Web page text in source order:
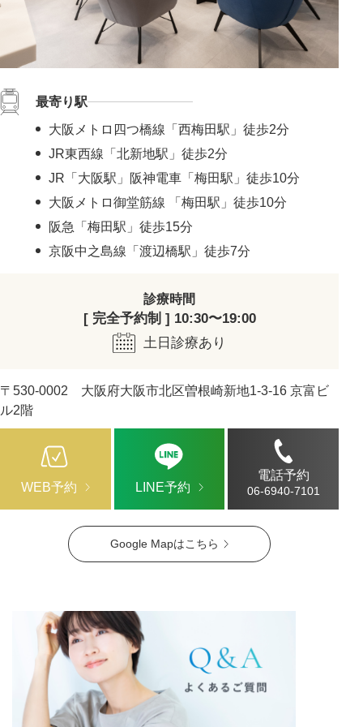
Google Mapはこちら
最寄り駅
大阪メトロ四つ橋線「西梅田駅」徒歩2分
JR東西線「北新地駅」徒歩2分
JR「大阪駅」阪神電車「梅田駅」徒歩10分
大阪メトロ御堂筋線 「梅田駅」徒歩10分
阪急「梅田駅」徒歩15分
京阪中之島線「渡辺橋駅」徒歩7分
診療時間
[ 完全予約制 ] 10:30〜19:00
土日診療あり
〒530-0002 大阪府大阪市北区曽根崎新地1-3-16 京富ビ
ル2階
WEB予約 LINE予約
電話予約
06-6940-7101